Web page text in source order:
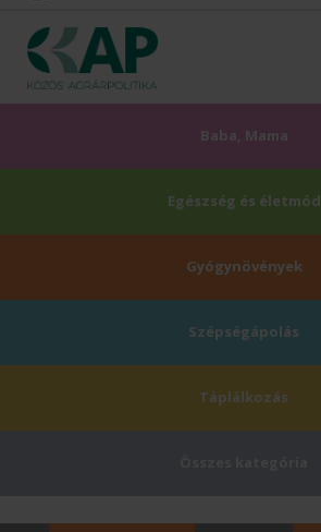
Baba, Mama
Egészség és életmód
Gyógynövények
Szépségápolás
Táplálkozás